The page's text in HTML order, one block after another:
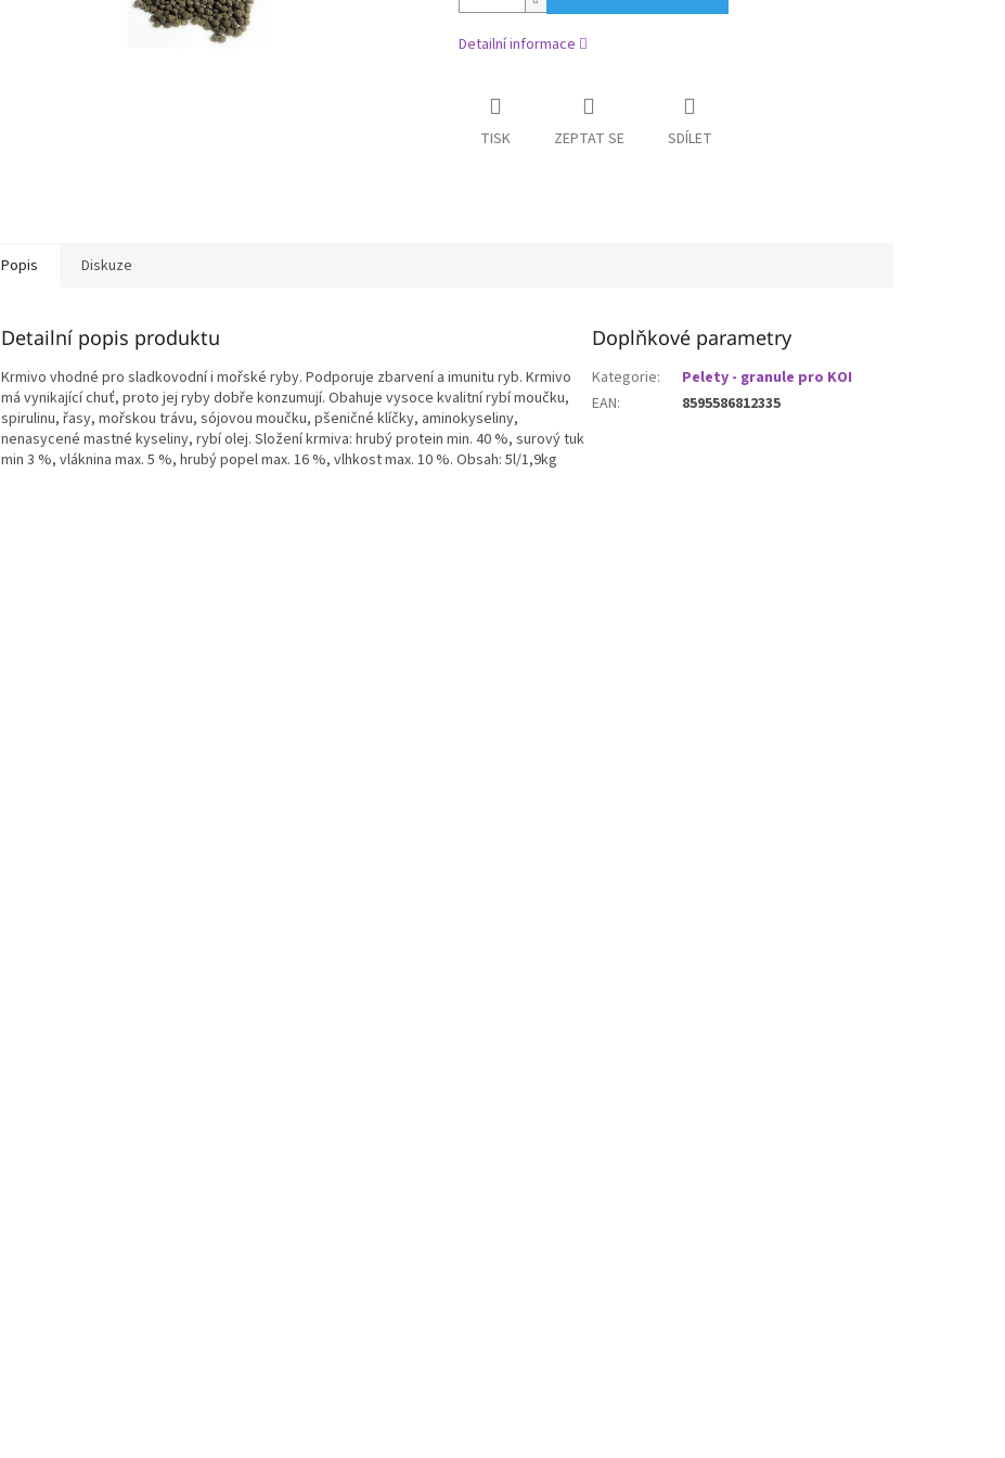
Detailní informace
TISK ZEPTAT SE SDÍLET
Popis Diskuze
Detailní popis produktu
Krmivo vhodné pro sladkovodní i mořské ryby. Podporuje zbarvení a imunitu ryb. Krmivo
má vynikající chuť, proto jej ryby dobře konzumují. Obahuje vysoce kvalitní rybí moučku,
spirulinu, řasy, mořskou trávu, sójovou moučku, pšeničné klíčky, aminokyseliny,
nenasycené mastné kyseliny, rybí olej. Složení krmiva: hrubý protein min. 40 %, surový tuk
min 3 %, vláknina max. 5 %, hrubý popel max. 16 %, vlhkost max. 10 %. Obsah: 5l/1,9kg
Doplňkové parametry
Kategorie:
Pelety - granule pro KOI
EAN: 8595586812335